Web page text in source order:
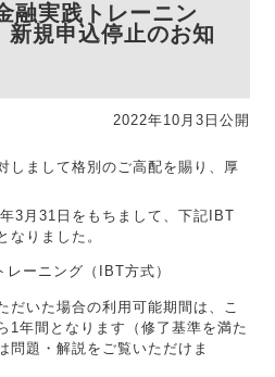
融実践トレーニン
新規申込停止のお知
2022年10月3日公開
まして格別のご高配を賜り、厚
3月31日をもちまして、下記IBT
なりました。
ーニング（IBT方式）
いた場合の利用可能期間は、こ
1年間となります（修了基準を満た
問題・解説をご覧いただけま